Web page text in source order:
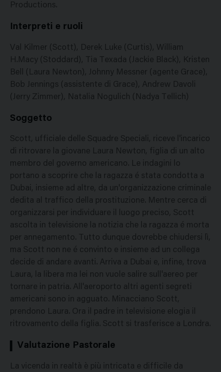
Productions.
Interpreti e ruoli
Val Kilmer (Scott), Derek Luke (Curtis), William
H.Macy (Stoddard), Tia Texada (Jackie Black), Kristen
Bell (Laura Newton), Johnny Messner (agente Grace),
Bob Jennings (assistente di Grace), Andrew Davoli
(Jerry Zimmer), Natalia Nogulich (Nadya Tellich)
Soggetto
Scott, ufficiale delle Squadre Speciali, riceve l'incarico
di ritrovare la giovane Laura Newton, figlia di un alto
membro del governo americano. Le indagini lo
portano a scoprire che la ragazza é stata condotta a
Dubai, insieme ad altre, da un'organizzazione criminale
dedita al traffico della prostituzione. Mentre cerca di
organizzarsi per individuare il luogo preciso, Scott
ascolta in televisione la notizia che la ragazza é morta
per annegamento. Tutto dunque dovrebbe chiudersi lì,
ma Scott non ne é convinto e insieme ad un collega
decide di andare avanti. Arriva a Dubai e, infine, trova
Laura, la libera ma lei non vuole salire sull'aereo per
tornare in patria. All'aeroporto altri agenti segreti
americani sono in agguato. Minacciano Scott,
prendono Laura. Ora il padre in televisione elogia il
ritrovamento della figlia. Scott si trasferisce a Londra.
Valutazione Pastorale
La vicenda in realtà è più intricata e difficile da